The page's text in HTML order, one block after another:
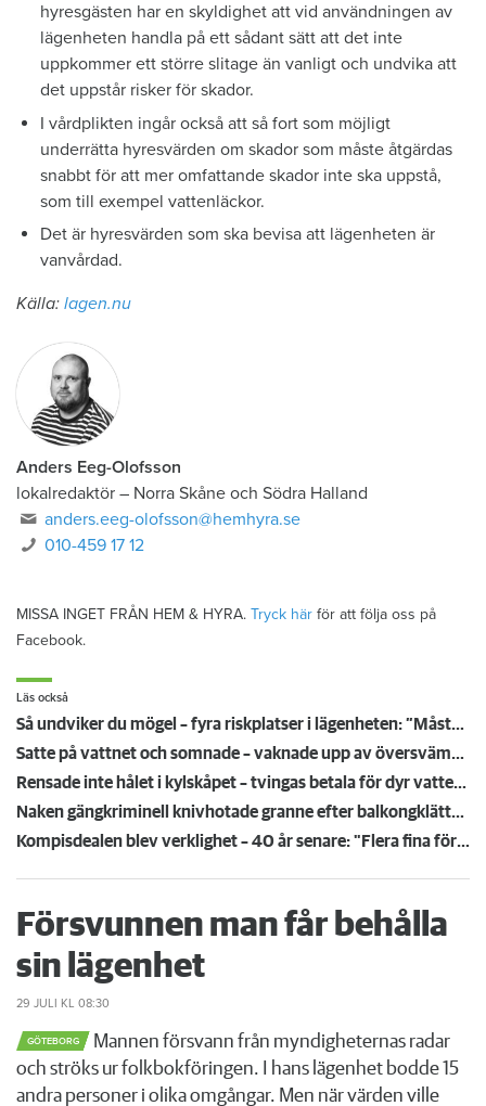
hyresgästen har en skyldighet att vid användningen av
lägenheten handla på ett sådant sätt att det inte
uppkommer ett större slitage än vanligt och undvika att
det uppstår risker för skador.
I vårdplikten ingår också att så fort som möjligt
underrätta hyresvärden om skador som måste åtgärdas
snabbt för att mer omfattande skador inte ska uppstå,
som till exempel vattenläckor.
Det är hyresvärden som ska bevisa att lägenheten är
vanvårdad.
Källa: lagen.nu
Anders Eeg-Olofsson
lokalredaktör – Norra Skåne och Södra Halland
anders.eeg-olofsson@hemhyra.se
010-459 17 12
MISSA INGET FRÅN HEM & HYRA. Tryck här för att följa oss på
Facebook.
Läs också
Så undviker du mögel – fyra riskplatser i lägenheten: ”Måste städa bort”
Satte på vattnet och somnade – vaknade upp av översvämning hos grannen
Rensade inte hålet i kylskåpet – tvingas betala för dyr vattenskada
Naken gängkriminell knivhotade granne efter balkongklättring
Kompisdealen blev verklighet – 40 år senare: "Flera fina fördelar med att dela bostad"
Försvunnen man får behålla
sin lägenhet
29 JULI KL 08:30
GÖTEBORG
Mannen försvann från myndigheternas radar
och ströks ur folkbokföringen. I hans lägenhet bodde 15
andra personer i olika omgångar. Men när värden ville